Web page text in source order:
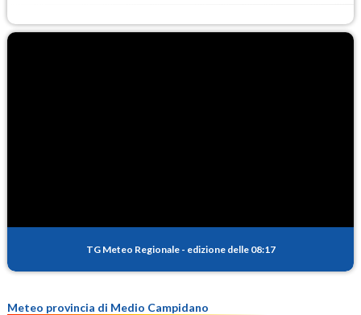
TG Meteo Regionale - edizione delle 08:17
Meteo provincia di Medio Campidano